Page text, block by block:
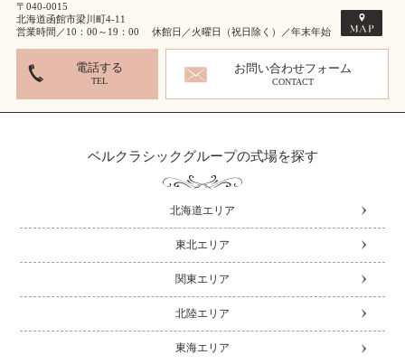
〒040-0015
北海道函館市梁川町4-11
営業時間／10：00～19：00 休館日／火曜日（祝日除く）／年末年始
電話する
TEL
お問い合わせフォーム
CONTACT
ベルクラシックグループの式場を探す
北海道エリア
東北エリア
関東エリア
北陸エリア
東海エリア